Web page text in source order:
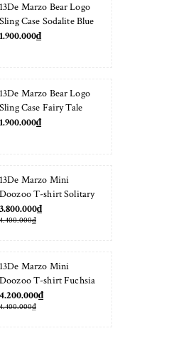
13De Marzo Bear Logo
Sling Case Sodalite Blue
1.900.000₫
13De Marzo Bear Logo
Sling Case Fairy Tale
1.900.000₫
13De Marzo Mini
Doozoo T-shirt Solitary
Star
3.800.000₫
4.400.000₫
13De Marzo Mini
Doozoo T-shirt Fuchsia
Fedora
4.200.000₫
4.400.000₫